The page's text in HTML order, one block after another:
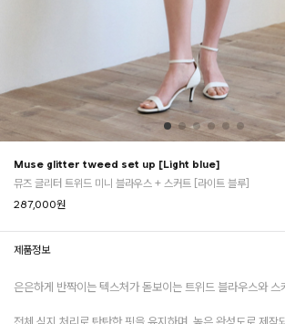
Muse glitter tweed set up [Light blue]
뮤즈 글리터 트위드 미니 블라우스 + 스커트 [라이트 블루]
287,000원
제품정보
은은하게 반짝이는 텍스처가 돋보이는 트위드 블라우스와 스